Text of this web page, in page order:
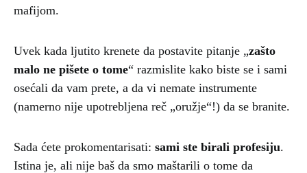
mafijom.
Uvek kada ljutito krenete da postavite pitanje „zašto
malo ne pišete o tome“ razmislite kako biste se i sami
osećali da vam prete, a da vi nemate instrumente
(namerno nije upotrebljena reč „oružje“!) da se branite.
Sada ćete prokomentarisati: sami ste birali profesiju.
Istina je, ali nije baš da smo maštarili o tome da